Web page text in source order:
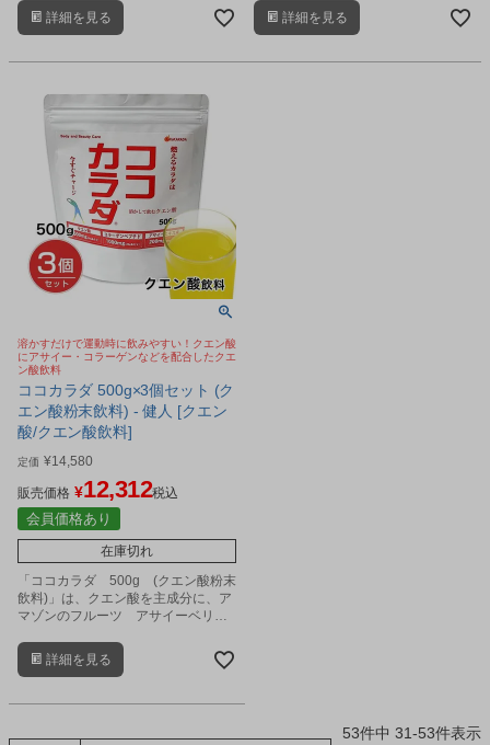
ラーゲン、グルコサミン、アミノ
酸、ビタミンなどをバランス良く配
詳細を見る
ラーゲン、グルコサミン、アミノ
酸、ビタミンなどをバランス良く配
詳細を見る
溶かすだけで運動時に飲みやすい！クエン酸
にアサイー・コラーゲンなどを配合したクエ
ン酸飲料
ココカラダ 500g×3個セット (ク
エン酸粉末飲料) - 健人 [クエン
酸/クエン酸飲料]
定価 ¥14,580
販売価格 ¥12,312税込
会員価格あり
在庫切れ
「ココカラダ 500g (クエン酸粉末
飲料)」は、クエン酸を主成分に、ア
マゾンのフルーツ アサイーベリ
ラーゲン、グルコサミン、アミノ
酸、ビタミンなどをバランス良く配
詳細を見る
53件中 31-53件表示